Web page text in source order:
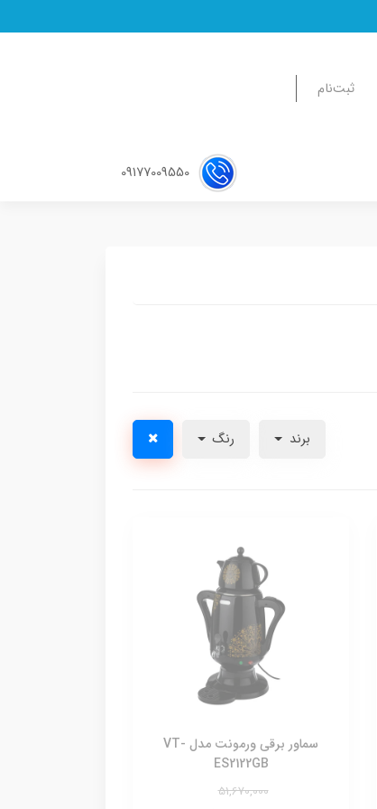
ثبت‌نام
برند رنگ
سماور برقی ورمونت مدل VT-
ES2122GB
51,670,000